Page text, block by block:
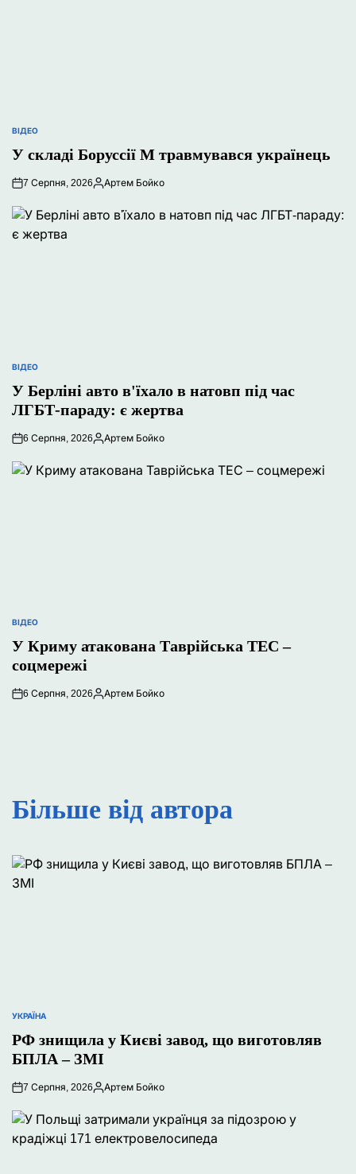
ОПУБЛІКУВАТИ
У
ВІДЕО
У складі Боруссії М травмувався українець
7 Серпня, 2026
Опубліковано
Артем Бойко
ОПУБЛІКУВАТИ
У
ВІДЕО
У Берліні авто в'їхало в натовп під час
ЛГБТ-параду: є жертва
6 Серпня, 2026
Опубліковано
Артем Бойко
ОПУБЛІКУВАТИ
У
ВІДЕО
У Криму атакована Таврійська ТЕС –
соцмережі
6 Серпня, 2026
Опубліковано
Артем Бойко
Більше від автора
ОПУБЛІКУВАТИ
У
УКРАЇНА
РФ знищила у Києві завод, що виготовляв
БПЛА – ЗМІ
7 Серпня, 2026
Опубліковано
Артем Бойко